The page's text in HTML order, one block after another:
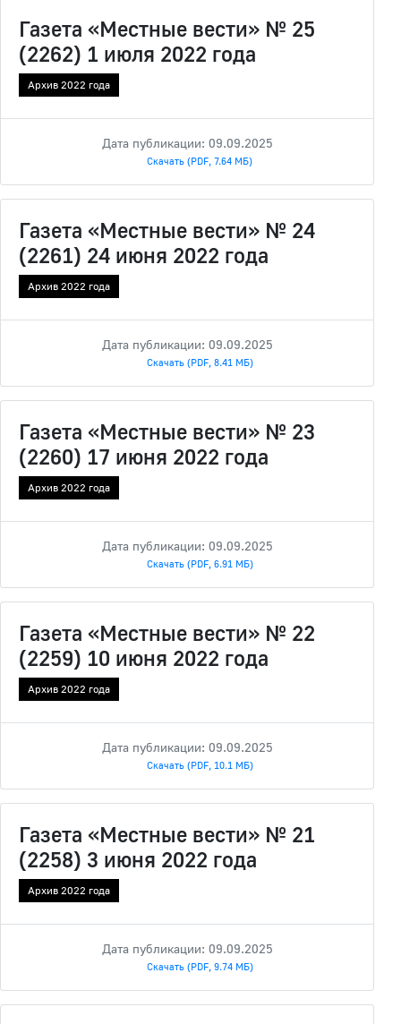
Газета «Местные вести» № 25
(2262) 1 июля 2022 года
Архив 2022 года
Дата публикации: 09.09.2025
Скачать (PDF, 7.64 МБ)
Газета «Местные вести» № 24
(2261) 24 июня 2022 года
Архив 2022 года
Дата публикации: 09.09.2025
Скачать (PDF, 8.41 МБ)
Газета «Местные вести» № 23
(2260) 17 июня 2022 года
Архив 2022 года
Дата публикации: 09.09.2025
Скачать (PDF, 6.91 МБ)
Газета «Местные вести» № 22
(2259) 10 июня 2022 года
Архив 2022 года
Дата публикации: 09.09.2025
Скачать (PDF, 10.1 МБ)
Газета «Местные вести» № 21
(2258) 3 июня 2022 года
Архив 2022 года
Дата публикации: 09.09.2025
Скачать (PDF, 9.74 МБ)